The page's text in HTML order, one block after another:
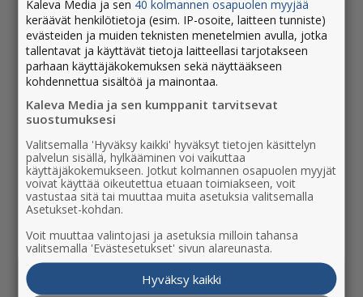
9.1.2024 - 09:45
Kaleva Media osti Botnia Print Oy Ab:n
osakekannan ja kaksi kaupunkilehteä Hilla
Groupilta
3.1.2024 - 15:56
Koillissanomat ja Rantalakeus valittiin
vuoden parhaiksi paikallismedioiksi, Uusi
Rovaniemi voitti kaupunkilehtien sarjan
17.11.2023 - 09:18
Lapin Kansan uudeksi päätoimittajaksi on
valittu Sauli Pahkasalo, 42
26.9.2023 - 10:36
Kaleva Media ja sen 40 kolmannen osapuolen myyjää
keräävät henkilötietoja (esim. IP-osoite, laitteen tunniste)
evästeiden ja muiden teknisten menetelmien avulla, jotka
tallentavat ja käyttävät tietoja laitteellasi tarjotakseen
parhaan käyttäjäkokemuksen sekä näyttääkseen
kohdennettua sisältöä ja mainontaa.
Kaleva Media ja sen kumppanit tarvitsevat
suostumuksesi
Valitsemalla 'Hyväksy kaikki' hyväksyt tietojen käsittelyn
palvelun sisällä, hylkääminen voi vaikuttaa
käyttäjäkokemukseen. Jotkut kolmannen osapuolen myyjät
voivat käyttää oikeutettua etuaan toimiakseen, voit
vastustaa sitä tai muuttaa muita asetuksia valitsemalla
Asetukset-kohdan.
Voit muuttaa valintojasi ja asetuksia milloin tahansa
valitsemalla 'Evästesetukset' sivun alareunasta.
Hyväksy kaikki